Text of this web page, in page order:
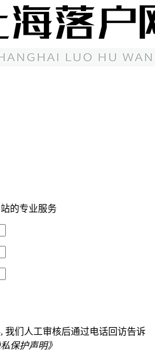
的专业服务
我们人工审核后通过电话回访告诉
私保护声明》